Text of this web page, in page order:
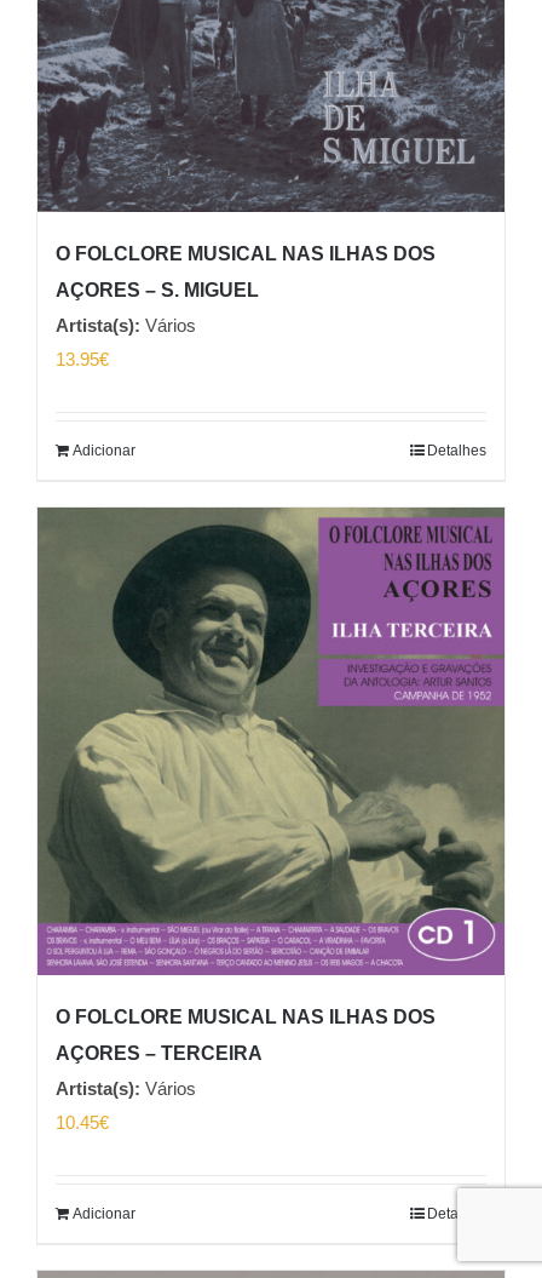
O FOLCLORE MUSICAL NAS ILHAS DOS
AÇORES – S. MIGUEL
Artista(s): Vários
13.95€
Adicionar Detalhes
O FOLCLORE MUSICAL NAS ILHAS DOS
AÇORES – TERCEIRA
Artista(s): Vários
10.45€
Adicionar Detalhes